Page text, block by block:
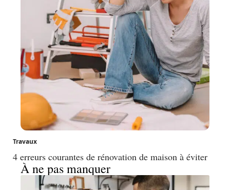
Travaux
4 erreurs courantes de rénovation de maison à éviter
À ne pas manquer